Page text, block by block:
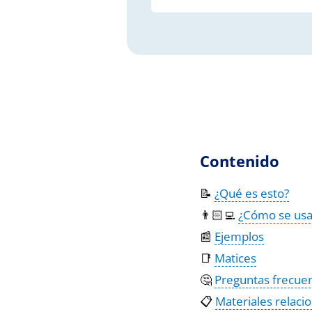
Contenido
📝 ¿Qué es esto?
👨🏻‍💻 ¿Cómo se
📰 Ejemplos
📑 Matices
🤔 Preguntas
📋 Materiales